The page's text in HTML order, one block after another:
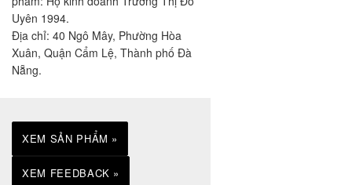
Uyên 1994.
Địa chỉ: 40 Ngô Mây, Phường Hòa
Xuân, Quận Cẩm Lệ, Thành phố Đà
Nẵng.
XEM SẢN PHẨM »
XEM FEEDBACK »